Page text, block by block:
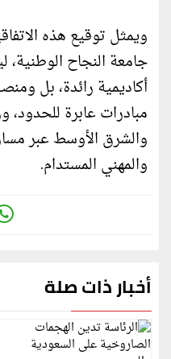
ويمثل توقيع هذه
جامعة النجاح
أكاديمية رائدة، بل
مبادرات عابرة للحدود،
والشرق الأوسط عبر
والمهني المستدام.
أخبار ذات صلة